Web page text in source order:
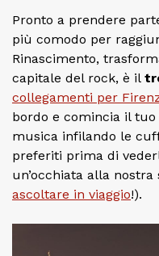
Pronto a prendere
più comodo per
Rinascimento,
capitale del rock, è il
collegamenti per
bordo e comincia il tuo
musica infilando le
preferiti prima di
un’occhiata alla nostra
ascoltare in viaggio!).